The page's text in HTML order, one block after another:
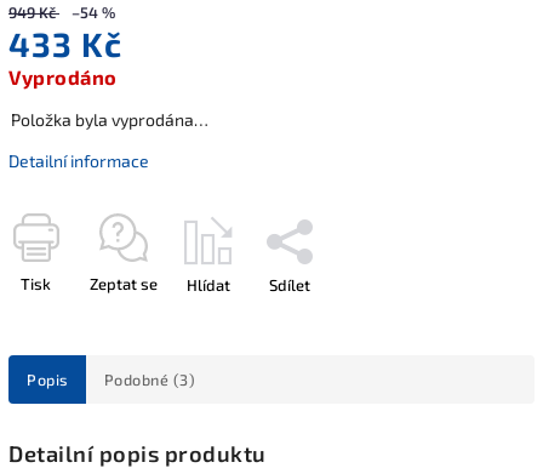
949 Kč –54 %
433 Kč
Vyprodáno
Položka byla vyprodána…
Detailní informace
Tisk Zeptat se Hlídat Sdílet
Popis Podobné (3)
Detailní popis produktu